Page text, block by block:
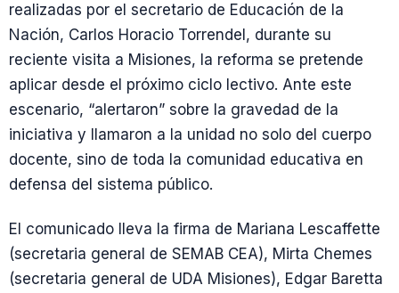
realizadas por el secretario de Educación de la
Nación, Carlos Horacio Torrendel, durante su
reciente visita a Misiones, la reforma se pretende
aplicar desde el próximo ciclo lectivo. Ante este
escenario, “alertaron” sobre la gravedad de la
iniciativa y llamaron a la unidad no solo del cuerpo
docente, sino de toda la comunidad educativa en
defensa del sistema público.
El comunicado lleva la firma de Mariana Lescaffette
(secretaria general de SEMAB CEA), Mirta Chemes
(secretaria general de UDA Misiones), Edgar Baretta